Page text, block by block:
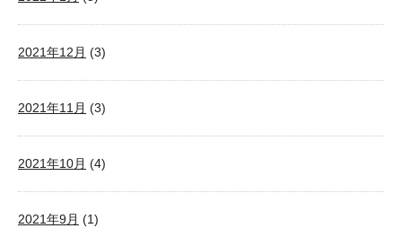
2021年12月 (3)
2021年11月 (3)
2021年10月 (4)
2021年9月 (1)